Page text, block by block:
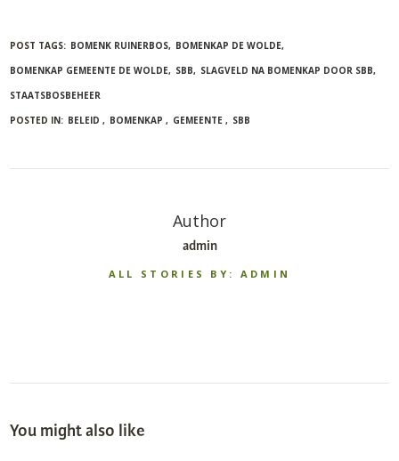
POST TAGS: BOMENK RUINERBOS
BOMENKAP DE WOLDE
BOMENKAP GEMEENTE DE WOLDE
SBB
SLAGVELD NA BOMENKAP DOOR SBB
STAATSBOSBEHEER
POSTED IN: BELEID BOMENKAP GEMEENTE SBB
Author
admin
ALL STORIES BY: ADMIN
You might also like